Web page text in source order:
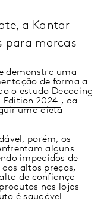
a Kantar
para marcas
demonstra uma
de forma a
o estudo Decoding
Edition 2024 , da
uma dieta
porém, os
alguns
impedidos de
altos preços,
de confiança
nas lojas
é saudável